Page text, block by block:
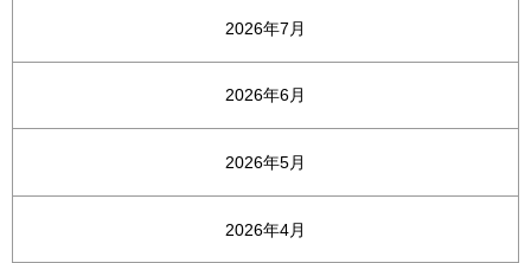
2026年7月
2026年6月
2026年5月
2026年4月